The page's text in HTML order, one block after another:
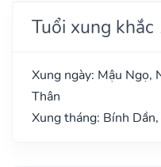
Tuổi xung
Xung ngày: Mậu Ngọ,
Thân
Xung tháng: Bính